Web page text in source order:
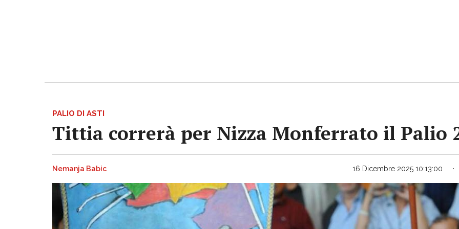
PALIO DI ASTI
Tittia correrà per Nizza Monferrato il Palio
Nemanja Babic 16 Dicembre 2025 10:13:00